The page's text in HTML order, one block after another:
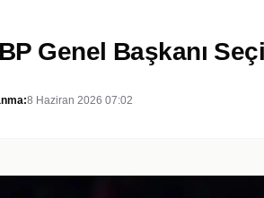
Genel Başkanı
8 Haziran 2026 07:02